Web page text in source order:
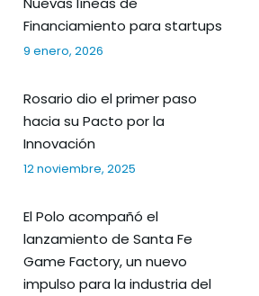
Financiamiento para startups
9 enero, 2026
Rosario dio el primer paso
hacia su Pacto por la
Innovación
12 noviembre, 2025
El Polo acompañó el
lanzamiento de Santa Fe
Game Factory, un nuevo
impulso para la industria del